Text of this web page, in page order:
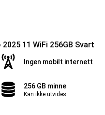
11 WiFi 256GB Svart
Ingen mobilt internett
256 GB minne
Kan ikke utvides